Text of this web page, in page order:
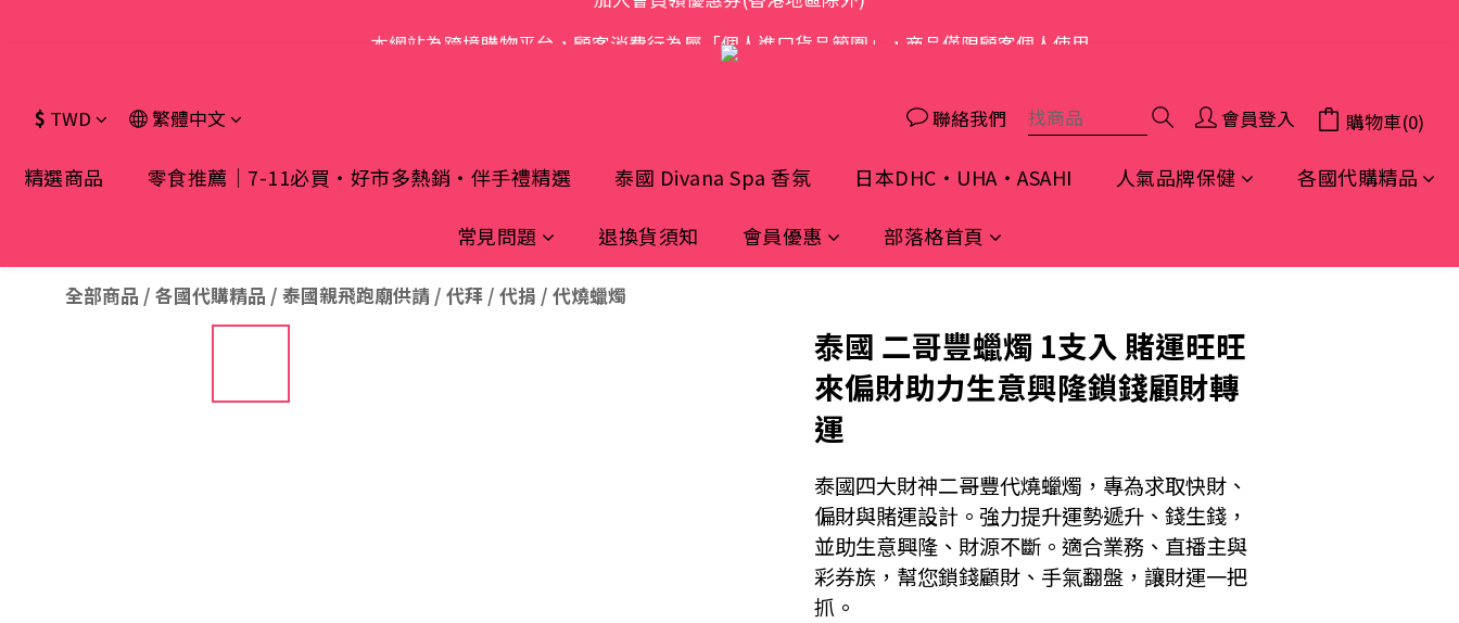
歡迎光臨 S.A.W
$ TWD 繁體中文 聯絡我們 會員登入 購物車(0)
精選商品 零食推薦｜7-11必買・好市多熱銷・伴手禮精選 泰國 Divana Spa 香氛 日本DHC・UHA・ASAHI 人氣品牌保健 各國代購精品
常見問題 退換貨須知 會員優惠 部落格首頁
全部商品 / 各國代購精品 / 泰國親飛跑廟供請 / 代拜 / 代捐 / 代燒蠟燭
泰國 二哥豐蠟燭 1支入 賭運旺旺
來偏財助力生意興隆鎖錢顧財轉
運
泰國四大財神二哥豐代燒蠟燭，專為求取快財、
偏財與賭運設計。強力提升運勢遞升、錢生錢，
並助生意興隆、財源不斷。適合業務、直播主與
彩券族，幫您鎖錢顧財、手氣翻盤，讓財運一把
抓。